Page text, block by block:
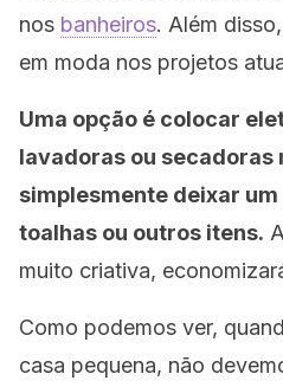
nos banheiros. Além
em moda nos projetos
Uma opção é colocar
lavadoras ou secadoras
simplesmente deixar
toalhas ou outros itens.
muito criativa,
Como podemos ver,
casa pequena, não